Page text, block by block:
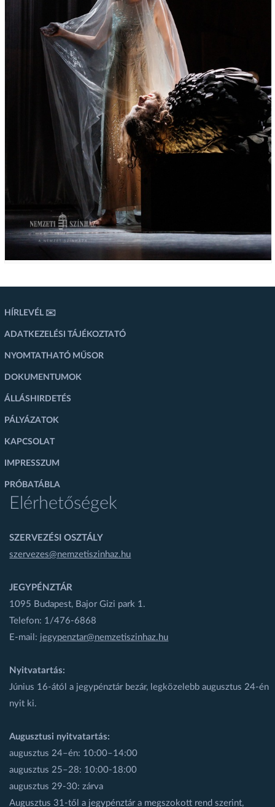
HÍRLEVÉL ✉️
ADATKEZELÉSI TÁJÉKOZTATÓ
NYOMTATHATÓ MŰSOR
DOKUMENTUMOK
ÁLLÁSHIRDETÉS
PÁLYÁZATOK
KAPCSOLAT
IMPRESSZUM
PRÓBATÁBLA
Elérhetőségek
SZERVEZÉSI OSZTÁLY
szervezes@nemzetiszinhaz.hu
JEGYPÉNZTÁR
1095 Budapest, Bajor Gizi park 1.
Telefon: 1/476-6868
E-mail: jegypenztar@nemzetiszinhaz.hu
Nyitvatartás:
Június 16-ától a jegypénztár bezár, legközelebb augusztus 24-én
nyit ki.
Augusztusi nyitvatartás:
augusztus 24–én: 10:00–14:00
augusztus 25–28: 10:00-18:00
augusztus 29-30: zárva
Augusztus 31-től a jegypénztár a megszokott rend szerint,